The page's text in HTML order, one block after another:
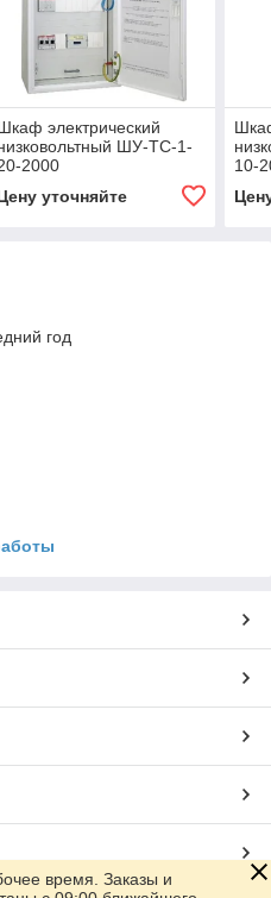
электрический
ШУ-ТС-1-
2000
уточняйте
10-
год
время. Заказы и